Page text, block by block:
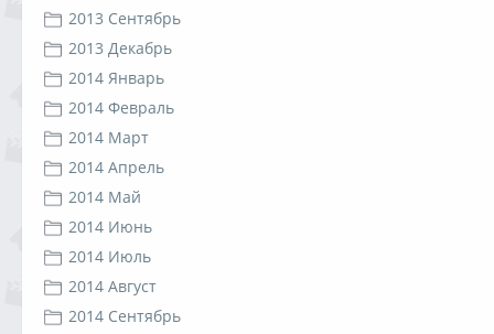
2013 Сентябрь
2013 Декабрь
2014 Январь
2014 Февраль
2014 Март
2014 Апрель
2014 Май
2014 Июнь
2014 Июль
2014 Август
2014 Сентябрь